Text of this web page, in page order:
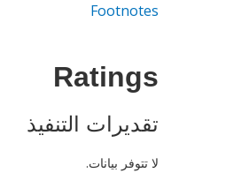
Footnotes
Ratings
تقديرات التنفيذ
لا تتوفر بيانات.